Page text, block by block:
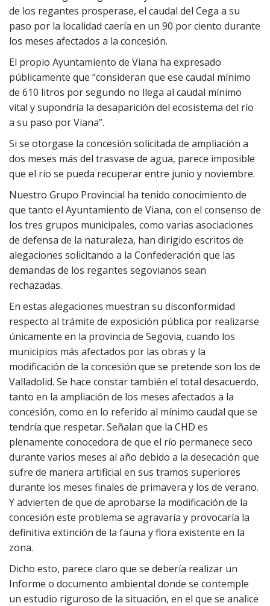
de los regantes prosperase, el caudal del Cega a su
paso por la localidad caería en un 90 por ciento durante
los meses afectados a la concesión.
El propio Ayuntamiento de Viana ha expresado
públicamente que “consideran que ese caudal mínimo
de 610 litros por segundo no llega al caudal mínimo
vital y supondría la desaparición del ecosistema del río
a su paso por Viana”.
Si se otorgase la concesión solicitada de ampliación a
dos meses más del trasvase de agua, parece imposible
que el río se pueda recuperar entre junio y noviembre.
Nuestro Grupo Provincial ha tenido conocimiento de
que tanto el Ayuntamiento de Viana, con el consenso de
los tres grupos municipales, como varias asociaciones
de defensa de la naturaleza, han dirigido escritos de
alegaciones solicitando a la Confederación que las
demandas de los regantes segovianos sean
rechazadas.
En estas alegaciones muestran su disconformidad
respecto al trámite de exposición pública por realizarse
únicamente en la provincia de Segovia, cuando los
municipios más afectados por las obras y la
modificación de la concesión que se pretende son los de
Valladolid. Se hace constar también el total desacuerdo,
tanto en la ampliación de los meses afectados a la
concesión, como en lo referido al mínimo caudal que se
tendría que respetar. Señalan que la CHD es
plenamente conocedora de que el río permanece seco
durante varios meses al año debido a la desecación que
sufre de manera artificial en sus tramos superiores
durante los meses finales de primavera y los de verano.
Y advierten de que de aprobarse la modificación de la
concesión este problema se agravaría y provocaría la
definitiva extinción de la fauna y flora existente en la
zona.
Dicho esto, parece claro que se debería realizar un
Informe o documento ambiental donde se contemple
un estudio riguroso de la situación, en el que se analice